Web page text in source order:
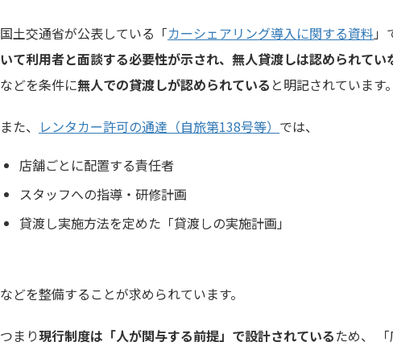
国土交通省が公表している「カーシェアリング導入に関する資料 」
いて利用者と面談する必要性が示され、無人貸渡しは認められてい
などを条件に無人での貸渡しが認められている と明記されています。
また、 レンタカー許可の通達（自旅第138号等） では、
店舗ごとに配置する責任者
スタッフへの指導・研修計画
貸渡し実施方法を定めた「貸渡しの実施計画」
などを整備することが求められています。
つまり現行制度は「人が関与する前提」で設計されているため、